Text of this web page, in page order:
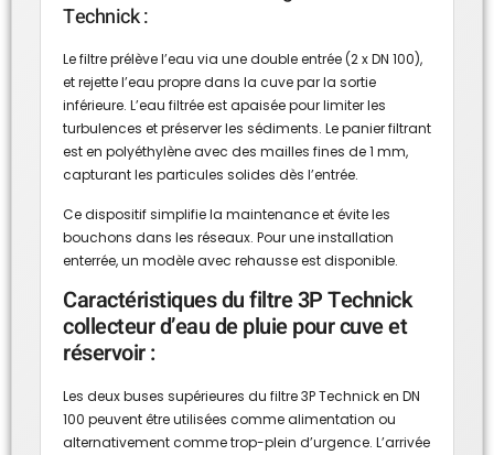
Technick :
Le filtre prélève l’eau via une double entrée (2 x DN 100),
et rejette l’eau propre dans la cuve par la sortie
inférieure. L’eau filtrée est apaisée pour limiter les
turbulences et préserver les sédiments. Le panier filtrant
est en polyéthylène avec des mailles fines de 1 mm,
capturant les particules solides dès l’entrée.
Ce dispositif simplifie la maintenance et évite les
bouchons dans les réseaux. Pour une installation
enterrée, un modèle avec rehausse est disponible.
Caractéristiques du filtre 3P Technick
collecteur d’eau de pluie pour cuve et
réservoir :
Les deux buses supérieures du filtre 3P Technick en DN
100 peuvent être utilisées comme alimentation ou
alternativement comme trop-plein d’urgence. L’arrivée